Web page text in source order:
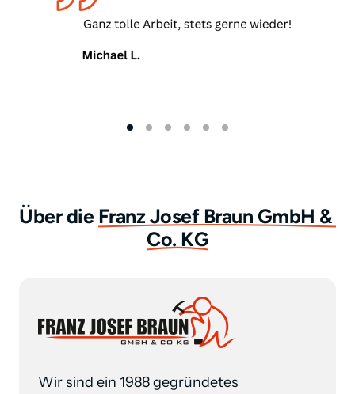
Über die Franz Josef Braun GmbH
&
Co. KG
Wir sind ein 1988